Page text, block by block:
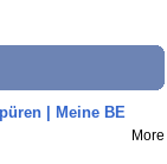
| Meine BE
More